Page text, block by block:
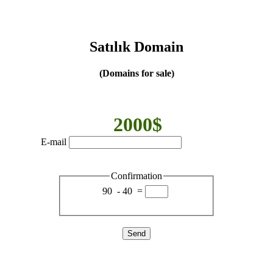
Satılık Domain
(Domains for sale)
2000$
E-mail
Confirmation
90 - 40 =